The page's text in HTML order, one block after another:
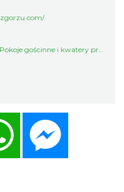
Pokoje gościnne i kwatery prywatne